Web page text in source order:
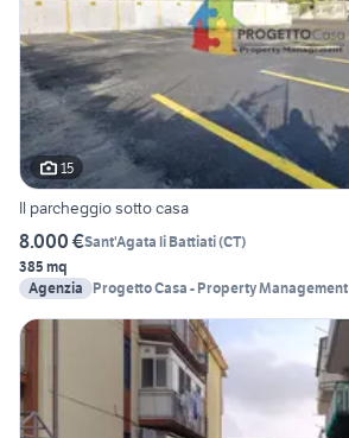
15
Il parcheggio sotto casa
8.000 €Sant'Agata li Battiati(CT)
385 mq
Agenzia
Progetto Casa - Property Management